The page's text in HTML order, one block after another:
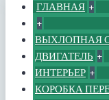
ГЛАВНАЯ +
+
ВЫХЛОПНАЯ
ДВИГАТЕЛЬ +
ИНТЕРЬЕР +
КОРОБКА